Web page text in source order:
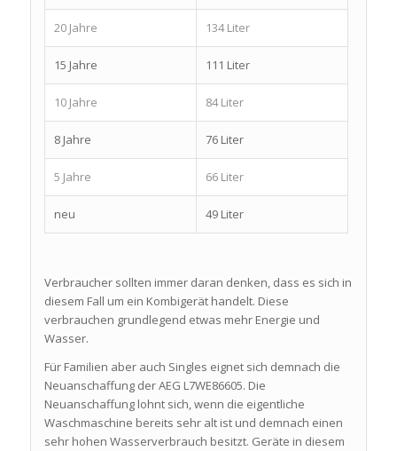
20 Jahre 134 Liter
15 Jahre 111 Liter
10 Jahre 84 Liter
8 Jahre 76 Liter
5 Jahre 66 Liter
neu 49 Liter
Verbraucher sollten immer daran denken, dass es sich in
diesem Fall um ein Kombigerät handelt. Diese
verbrauchen grundlegend etwas mehr Energie und
Wasser.
Für Familien aber auch Singles eignet sich demnach die
Neuanschaffung der AEG L7WE86605. Die
Neuanschaffung lohnt sich, wenn die eigentliche
Waschmaschine bereits sehr alt ist und demnach einen
sehr hohen Wasserverbrauch besitzt. Geräte in diesem